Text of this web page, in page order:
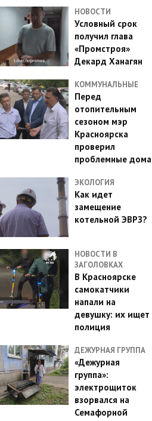
НОВОСТИ
Условный срок
получил глава
«Промстроя»
Декард Ханагян
КОММУНАЛЬНЫЕ
Перед
отопительным
сезоном мэр
Красноярска
проверил
проблемные дома
ЭКОЛОГИЯ
Как идет
замещение
котельной ЭВРЗ?
НОВОСТИ В
ЗАГОЛОВКАХ
В Красноярске
самокатчики
напали на
девушку: их ищет
полиция
ДЕЖУРНАЯ ГРУППА
«Дежурная
группа»:
электрощиток
взорвался на
Семафорной